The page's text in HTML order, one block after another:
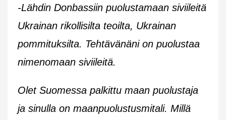
-Lähdin Donbassiin puolustamaan siviileitä
Ukrainan rikollisilta teoilta, Ukrainan
pommituksilta. Tehtävänäni on puolustaa
nimenomaan siviileitä.
Olet Suomessa palkittu maan puolustaja
ja sinulla on maanpuolustusmitali. Millä